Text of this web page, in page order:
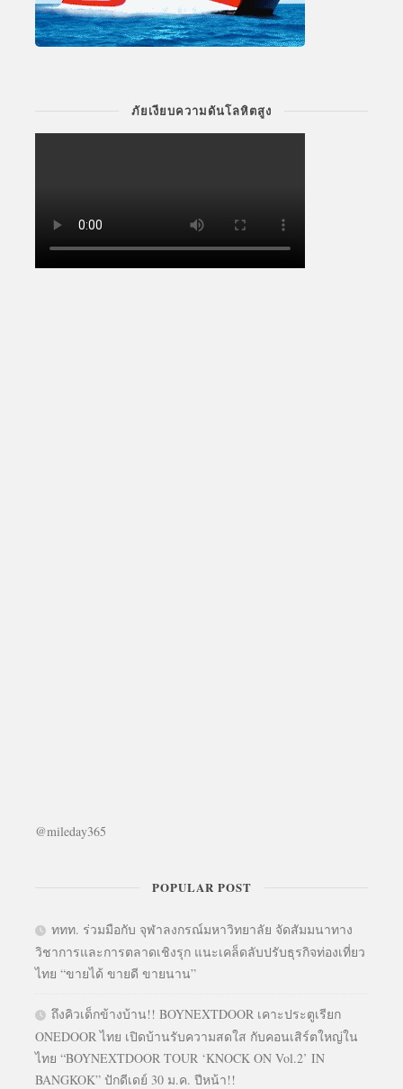
ภัยเงียบความดันโลหิตสูง
@mileday365
POPULAR POST
ททท. ร่วมมือกับ จุฬาลงกรณ์มหาวิทยาลัย จัดสัมมนาทาง
วิชาการและการตลาดเชิงรุก แนะเคล็ดลับปรับธุรกิจท่องเที่ยว
ไทย “ขายได้ ขายดี ขายนาน”
ถึงคิวเด็กข้างบ้าน!! BOYNEXTDOOR เคาะประตูเรียก
ONEDOOR ไทย เปิดบ้านรับความสดใส กับคอนเสิร์ตใหญ่ใน
ไทย “BOYNEXTDOOR TOUR ‘KNOCK ON Vol.2’ IN
BANGKOK” ปักดีเดย์ 30 ม.ค. ปีหน้า!!